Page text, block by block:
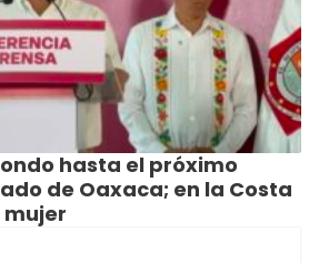
hasta el próximo
de Oaxaca; en la Costa